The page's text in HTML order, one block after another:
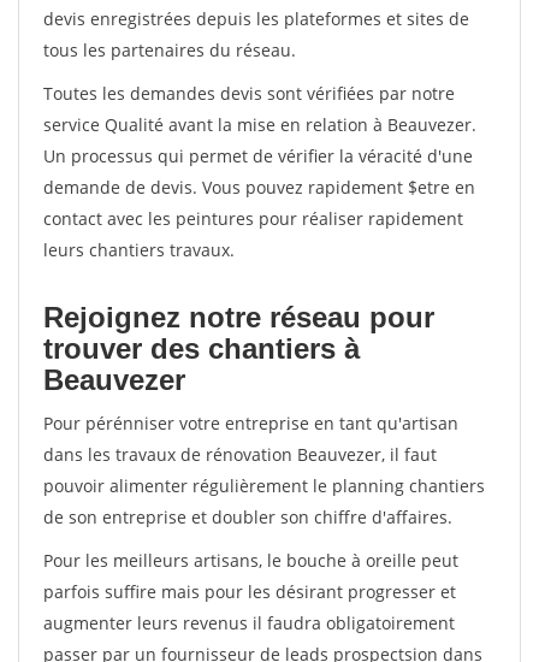
devis enregistrées depuis les plateformes et sites de
tous les partenaires du réseau.
Toutes les demandes devis sont vérifiées par notre
service Qualité avant la mise en relation à Beauvezer.
Un processus qui permet de vérifier la véracité d'une
demande de devis. Vous pouvez rapidement $etre en
contact avec les peintures pour réaliser rapidement
leurs chantiers travaux.
Rejoignez notre réseau pour
trouver des chantiers à
Beauvezer
Pour pérénniser votre entreprise en tant qu'artisan
dans les travaux de rénovation Beauvezer, il faut
pouvoir alimenter régulièrement le planning chantiers
de son entreprise et doubler son chiffre d'affaires.
Pour les meilleurs artisans, le bouche à oreille peut
parfois suffire mais pour les désirant progresser et
augmenter leurs revenus il faudra obligatoirement
passer par un fournisseur de leads prospectsion dans